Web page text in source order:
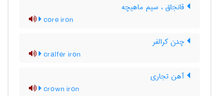
قانجاق ، سیم ماهیچه
core iron
چدن کرالفر
cralfer iron
آهن تجاری
crown iron